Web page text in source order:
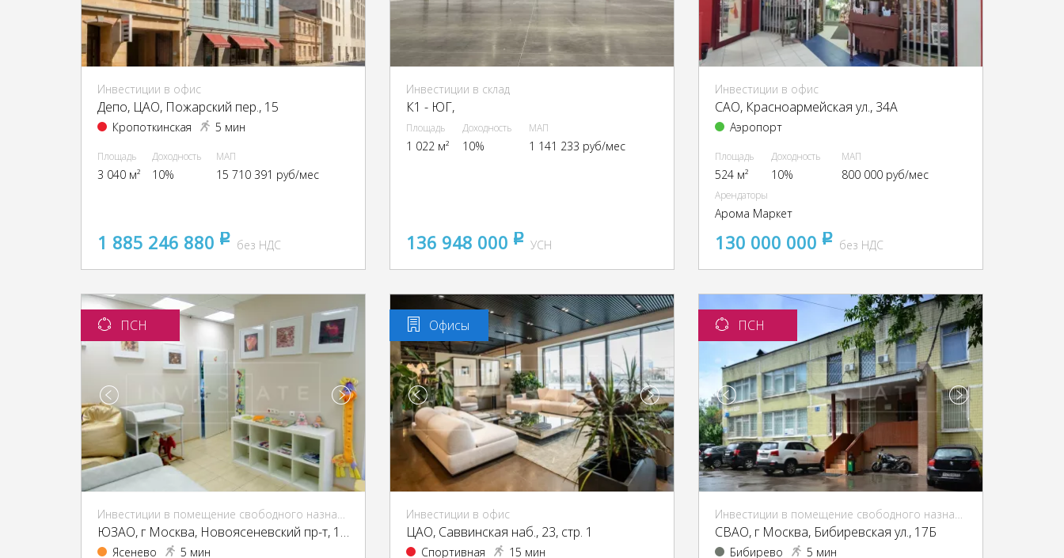
Инвестиции в офис
Депо, ЦАО, Пожарский пер., 15
Кропоткинская 5 мин
Площадь
3 040 м²
Доходность
10%
МАП
15 710 391 руб/мес
1 885 246 880 pуббез НДС
Инвестиции в склад
К1 - ЮГ,
Площадь
1 022 м²
Доходность
10%
МАП
1 141 233 руб/мес
136 948 000 pуб
УСН
Инвестиции в офис
CАО, Красноармейская ул., 34А
Аэропорт
Площадь
524 м²
Доходность
10%
МАП
800 000 руб/мес
Арендаторы
Арома Маркет
130 000 000 pуббез НДС
ПСН
Инвестиции в помещение свободного назначения (ПСН)
ЮЗАО, г Москва, Новоясеневский пр-т, 13, кор. 2
Ясенево 5 мин
Офисы
Инвестиции в офис
ЦАО, Саввинская наб., 23, стр. 1
Спортивная 15 мин
ПСН
Инвестиции в помещение свободного назначения (ПСН)
CВАО, г Москва, Бибиревская ул., 17Б
Бибирево 5 мин